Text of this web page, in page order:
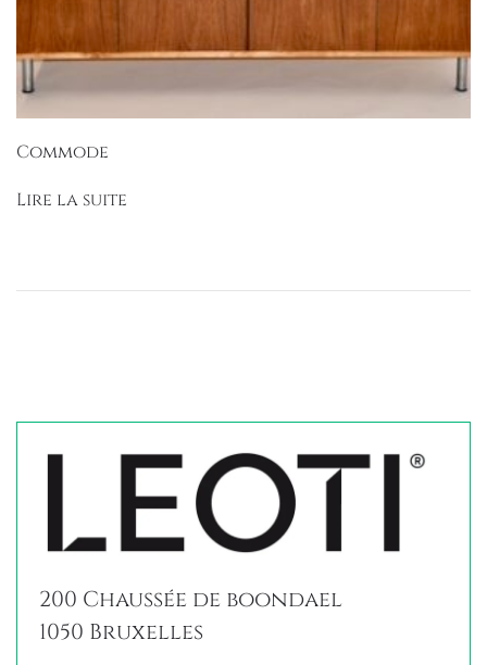
Commode
Lire la suite
200 Chaussée de boondael
1050 Bruxelles